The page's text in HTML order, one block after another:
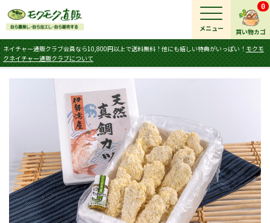
買い物カゴ
0
ネイチャー通販クラブ会員なら10,800円以上で送料無料！他にも嬉しい特典がいっぱい！ モクモ
クネイチャー通販クラブについて
メニュー